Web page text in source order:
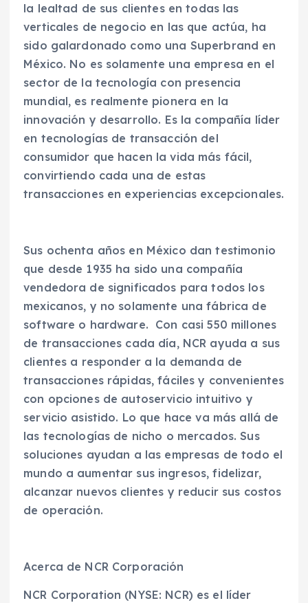
la lealtad de sus clientes en todas las
verticales de negocio en las que actúa, ha
sido galardonado como una Superbrand en
México. No es solamente una empresa en el
sector de la tecnología con presencia
mundial, es realmente pionera en la
innovación y desarrollo. Es la compañía líder
en tecnologías de transacción del
consumidor que hacen la vida más fácil,
convirtiendo cada una de estas
transacciones en experiencias excepcionales.
Sus ochenta años en México dan testimonio
que desde 1935 ha sido una compañía
vendedora de significados para todos los
mexicanos, y no solamente una fábrica de
software o hardware. Con casi 550 millones
de transacciones cada día, NCR ayuda a sus
clientes a responder a la demanda de
transacciones rápidas, fáciles y convenientes
con opciones de autoservicio intuitivo y
servicio asistido. Lo que hace va más allá de
las tecnologías de nicho o mercados. Sus
soluciones ayudan a las empresas de todo el
mundo a aumentar sus ingresos, fidelizar,
alcanzar nuevos clientes y reducir sus costos
de operación.
Acerca de NCR Corporación
NCR Corporation (NYSE: NCR) es el líder